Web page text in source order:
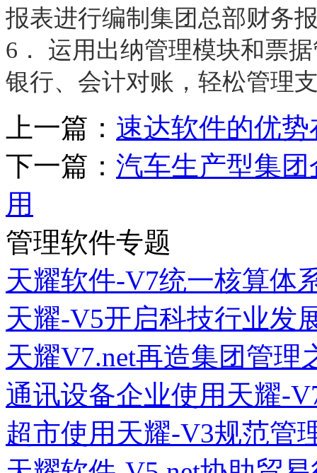
报表进行编制集团总部财务
6． 运用出纳管理模块和票
银行、会计对账，轻松管理
上一篇： 速达软件的优
下一篇： 汽车生产型集
用
管理软件专题
天耀软件-V7统一核算体
天耀-V5开启科技行业发
天耀V7.net再造集团管理
通讯设备企业使用天耀-
超市使用天耀-V3规范管